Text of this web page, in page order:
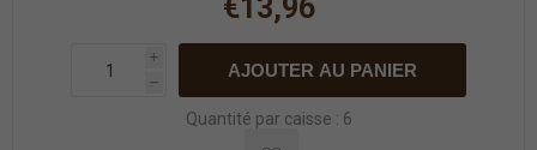
€13,96
i
h
AJOUTER AU PANIER
Quantité par caisse : 6